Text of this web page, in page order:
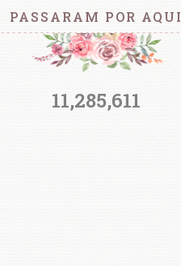
PASSARAM POR AQUI
11,285,611